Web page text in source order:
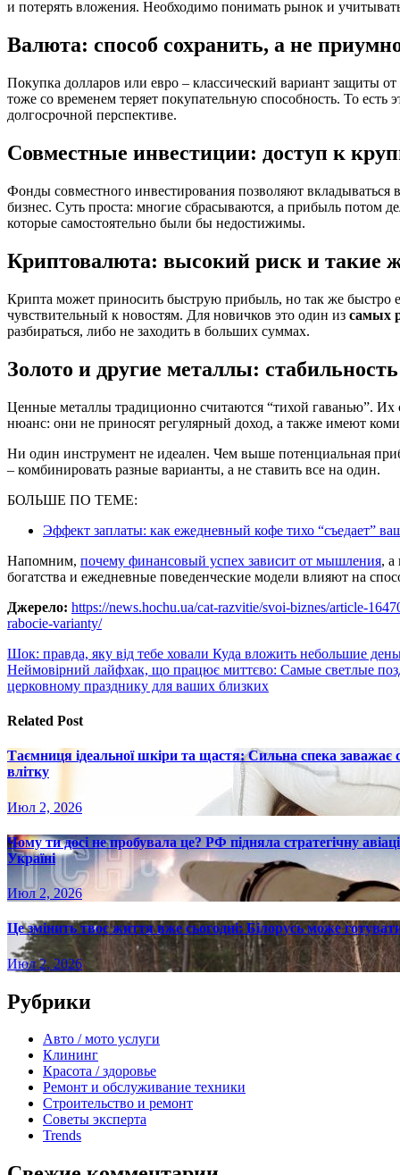
и потерять вложения. Необходимо понимать рынок и
Валюта: способ сохранить, а не
Покупка долларов или евро – классический вариант защиты
тоже со временем теряет покупательную способность. То есть
долгосрочной перспективе.
Совместные инвестиции: доступ к
Фонды совместного инвестирования позволяют
бизнес. Суть проста: многие сбрасываются, а прибыль потом
которые самостоятельно были бы недостижимы.
Криптовалюта: высокий риск и такие
Крипта может приносить быструю прибыль, но так же быстро
чувствительный к новостям. Для новичков это один из самых
разбираться, либо не заходить в больших суммах.
Золото и другие металлы: стабильность
Ценные металлы традиционно считаются “тихой гаванью”. Их
нюанс: они не приносят регулярный доход, а также имеют
Ни один инструмент не идеален. Чем выше потенциальная
– комбинировать разные варианты, а не ставить все на один.
БОЛЬШЕ ПО ТЕМЕ:
Эффект заплаты: как ежедневный кофе тихо “съедает”
Напомним, почему финансовый успех зависит от мышления, а
богатства и ежедневные поведенческие модели влияют на
Джерело: https://news.hochu.ua/cat-razvitie/svoi-biznes/article-
rabocie-varianty/
Навигация
по
Шок: правда, яку від тебе ховали Куда вложить небольшие
Неймовірний лайфхак, що працює миттєво: Самые светлые
церковному празднику для ваших близких
Related Post
Таємниця ідеальної шкіри та щастя: Сильна спека
влітку
Июл 2, 2026
Чому ти досі не пробувала це? РФ підняла стратегічну
Україні
Июл 2, 2026
Це змінить твоє життя вже сьогодні: Білорусь може
Июл 2, 2026
Рубрики
Авто / мото услуги
Клининг
Красота / здоровье
Ремонт и обслуживание техники
Строительство и ремонт
Советы эксперта
Trends